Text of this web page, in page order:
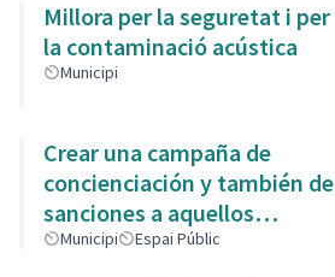
Millora per la seguretat i per
la contaminació acústica
Municipi
Crear una campaña de
concienciación y también de
sanciones a aquellos
propietarios de animales que
Municipi Espai Públic